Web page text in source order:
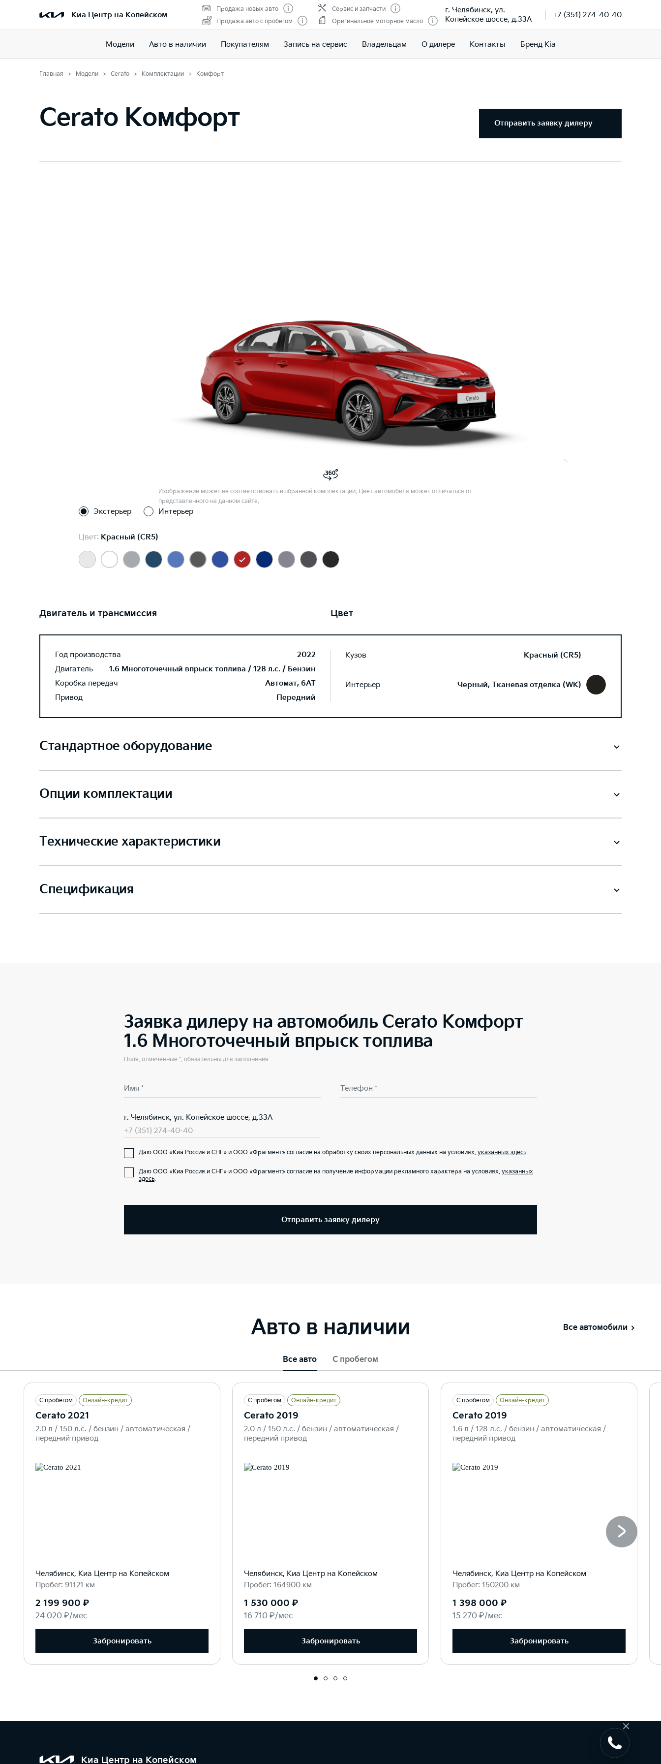
Киа Центр на Копейском
Продажа новых авто
Продажа авто с пробегом
Сервис и запчасти
Оригинальное моторное масло
г. Челябинск, ул.
Копейское шоссе, д.33А
+7 (351) 274-40-40
Модели Авто в наличии Покупателям Запись на сервис Владельцам О дилере Контакты Бренд Kia
Главная Модели Cerato Комплектации Комфорт
Cerato Комфорт Отправить заявку дилеру
Изображение может не соответствовать выбранной комплектации. Цвет автомобиля может отличаться от
представленного на данном сайте.
Экстерьер Интерьер
Цвет: Красный (CR5)
Двигатель и трансмиссия
Год производства
2022
Двигатель
1.6 Многоточечный впрыск топлива / 128 л.с. / Бензин
Коробка передач
Автомат, 6AT
Привод
Передний
Цвет
Кузов Красный (CR5)
Интерьер Черный, Тканевая отделка (WK)
Стандартное оборудование
Опции комплектации
Технические характеристики
Спецификация
Заявка дилеру на автомобиль Cerato Комфорт
1.6 Многоточечный впрыск топлива
Поля, отмеченные *, обязательны для заполнения
Имя * Телефон *
г. Челябинск, ул. Копейское шоссе, д.33А
+7 (351) 274-40-40
Даю ООО «Киа Россия и СНГ» и ООО «Фрагмент» согласие на обработку своих персональных данных на условиях, указанных здесь
Даю ООО «Киа Россия и СНГ» и ООО «Фрагмент» согласие на получение информации рекламного характера на условиях, указанных
здесь.
Отправить заявку дилеру
Авто в наличии Все автомобили
Все авто С пробегом
С пробегом Онлайн-кредит
Cerato 2021
2.0 л / 150 л.c. / бензин / автоматическая /
передний привод
Челябинск, Киа Центр на Копейском
Пробег: 91121 км
2 199 900 ₽
24 020 ₽/мес
Забронировать
С пробегом Онлайн-кредит
Cerato 2019
2.0 л / 150 л.c. / бензин / автоматическая /
передний привод
Челябинск, Киа Центр на Копейском
Пробег: 164900 км
1 530 000 ₽
16 710 ₽/мес
Забронировать
С пробегом Онлайн-кредит
Cerato 2019
1.6 л / 128 л.c. / бензин / автоматическая /
передний привод
Челябинск, Киа Центр на Копейском
Пробег: 150200 км
1 398 000 ₽
15 270 ₽/мес
Забронировать
Киа Центр на Копейском